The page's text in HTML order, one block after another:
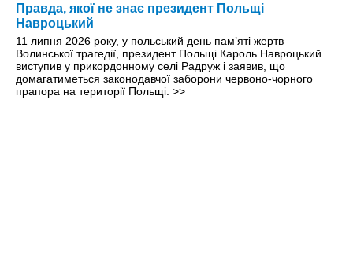
Правда, якої не знає президент Польщі
Навроцький
11 липня 2026 року, у польський день пам’яті жертв
Волинської трагедії, президент Польщі Кароль Навроцький
виступив у прикордонному селі Радруж і заявив, що
домагатиметься законодавчої заборони червоно-чорного
прапора на території Польщі. >>